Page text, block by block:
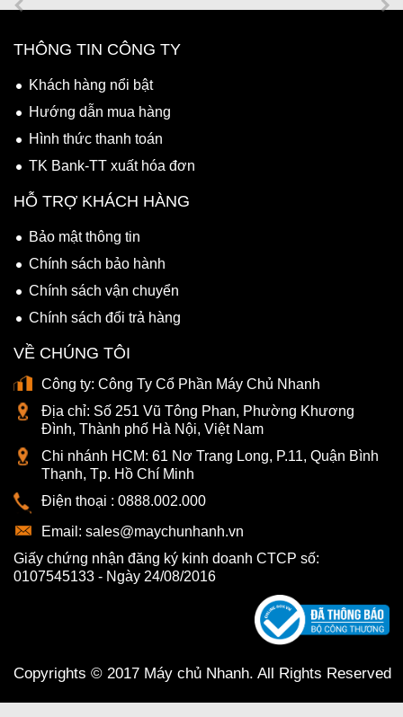
THÔNG TIN CÔNG TY
Khách hàng nổi bật
Hướng dẫn mua hàng
Hình thức thanh toán
TK Bank-TT xuất hóa đơn
HỖ TRỢ KHÁCH HÀNG
Bảo mật thông tin
Chính sách bảo hành
Chính sách vận chuyển
Chính sách đổi trả hàng
VỀ CHÚNG TÔI
Công ty: Công Ty Cổ Phần Máy Chủ Nhanh
Địa chỉ: Số 251 Vũ Tông Phan, Phường Khương
Đình, Thành phố Hà Nội, Việt Nam
Chi nhánh HCM: 61 Nơ Trang Long, P.11, Quận Bình
Thạnh, Tp. Hồ Chí Minh
Điện thoại : 0888.002.000
Email: sales@maychunhanh.vn
Giấy chứng nhận đăng ký kinh doanh CTCP số:
0107545133 - Ngày 24/08/2016
Copyrights © 2017 Máy chủ Nhanh. All Rights Reserved